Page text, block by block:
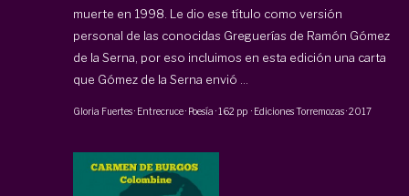
muerte en 1998. Le dio ese título como versión
personal de las conocidas Greguerías de Ramón Gómez
de la Serna, por eso incluimos en esta edición una carta
que Gómez de la Serna envió ...
Gloria Fuertes· Entrecruce · Poesía ·162 pp · Ediciones Torremozas·2017